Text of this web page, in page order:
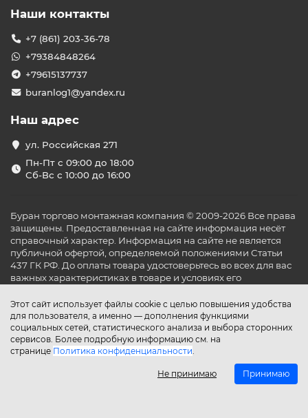
Этот сайт использует файлы cookie с целью повышения удобства
для пользователя, а именно — дополнения функциями
социальных сетей, статистического анализа и выбора сторонних
сервисов. Более подробную информацию см. на
странице Политика конфиденциальности.
Не принимаю Принимаю
Наши контакты
+7 (861) 203-36-78
+79384848264
+79615137737
buranlog1@yandex.ru
Наш адрес
ул. Российская 271
Пн-Пт с 09:00 до 18:00
Сб-Вс с 10:00 до 16:00
Буран торгово монтажная компания © 2009-2026 Все права
защищены. Предоставленная на сайте информация несёт
справочный характер. Информация на сайте не является
публичной офертой, определяемой положениями Статьи
437 ГК РФ. До оплаты товара удостоверьтесь во всех для вас
важных характеристиках в товаре и условиях его